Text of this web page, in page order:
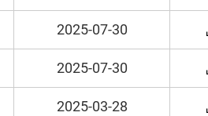
2025-07-30
2025-07-30
2025-03-28